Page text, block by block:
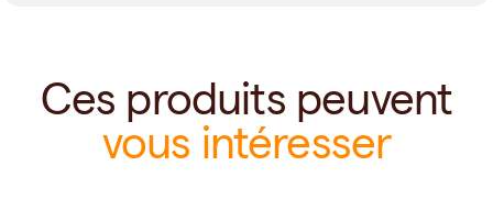
Ces produits peuvent
vous intéresser